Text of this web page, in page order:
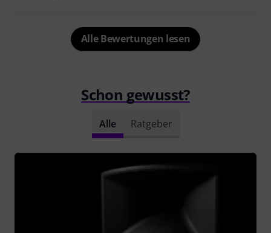
Alle Bewertungen lesen
Schon gewusst?
Alle Ratgeber